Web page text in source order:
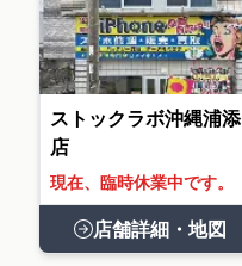
ストックラボ沖縄浦添
店
現在、臨時休業中です。
店舗詳細・地図